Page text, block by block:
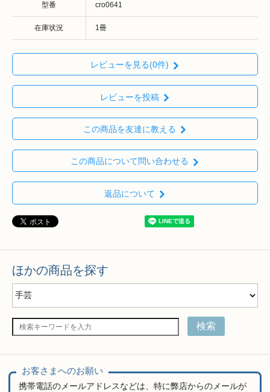
型番 cro0641
在庫状況 1冊
レビューを見る(0件)
レビューを投稿
この商品を友達に教える
この商品について問い合わせる
返品について
ほかの商品を探す
検索
お客さまへのお願い
携帯電話のメールアドレスなどは、特に弊店からのメールが